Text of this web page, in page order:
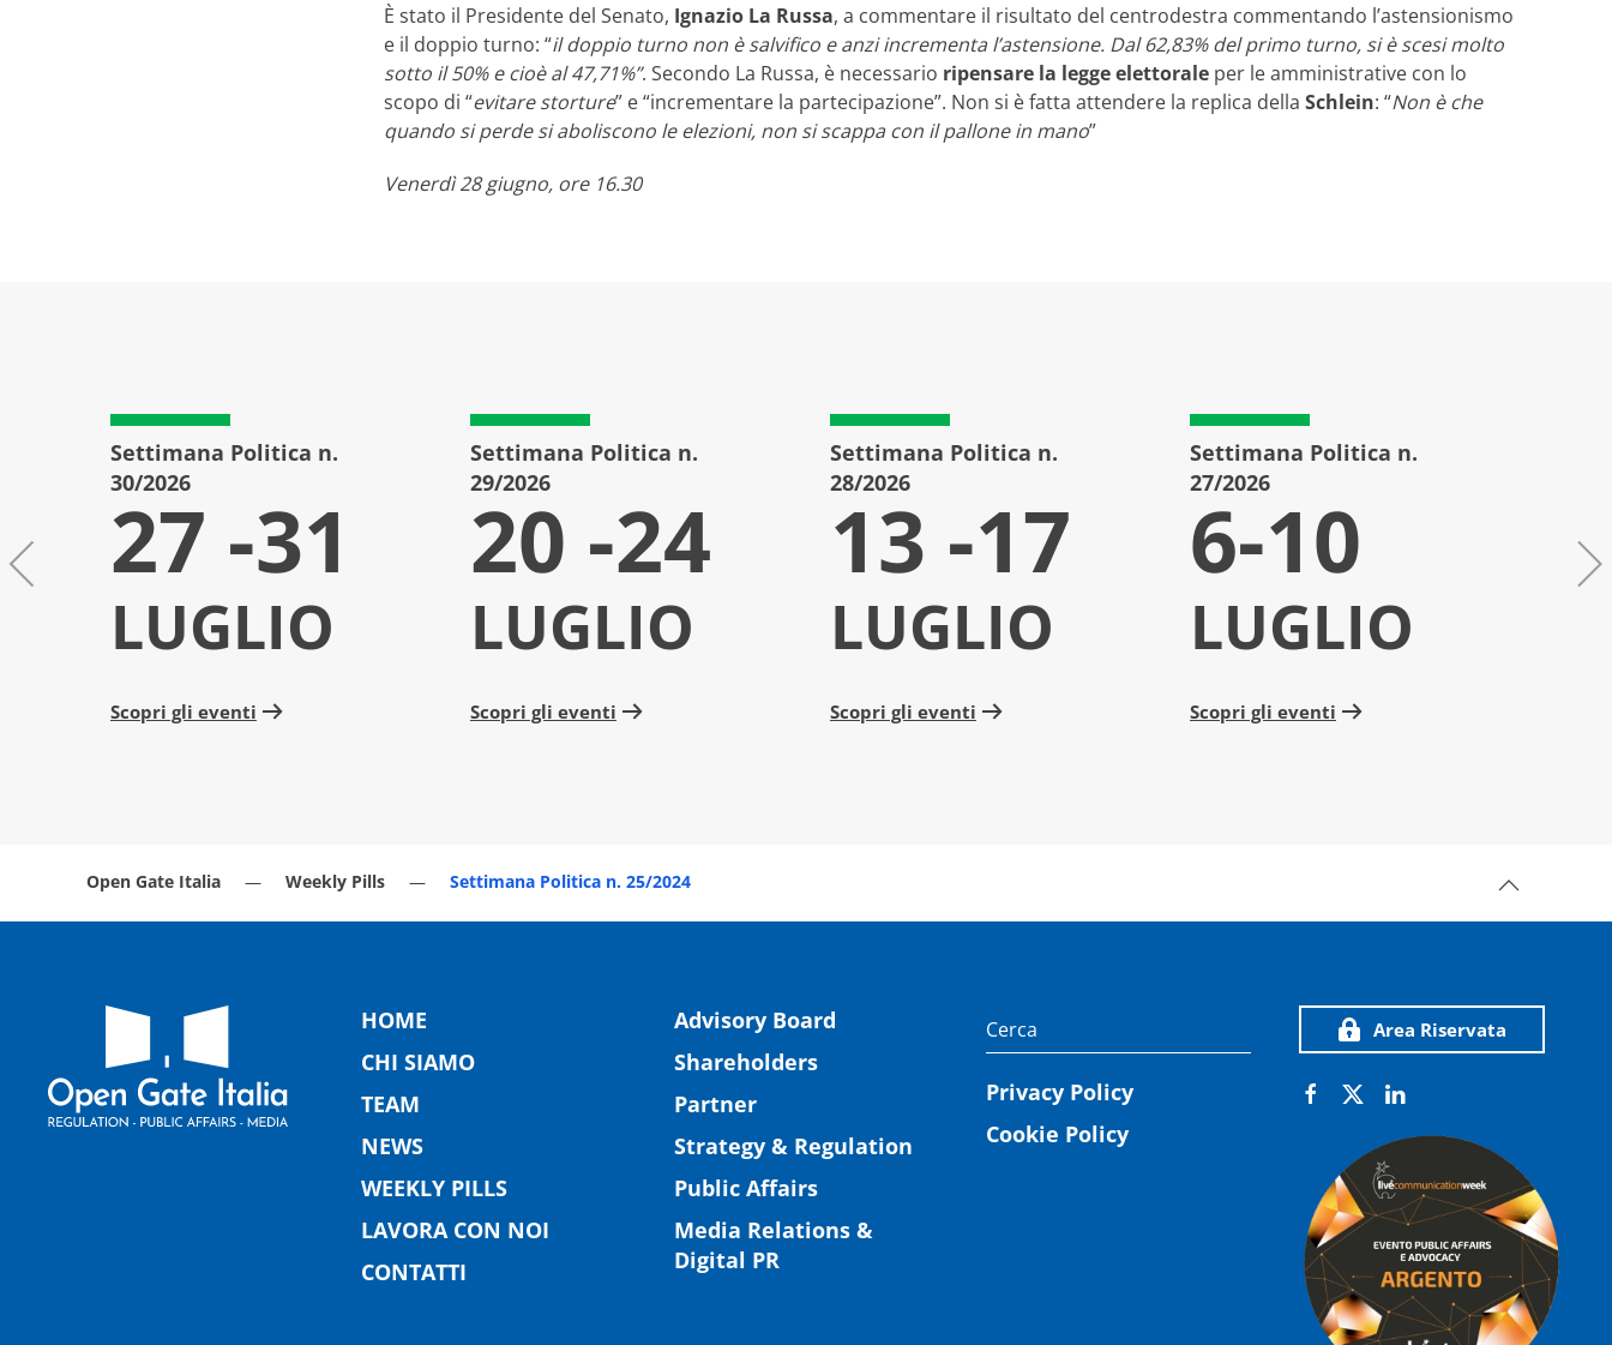
È stato il Presidente del Senato, Ignazio La Russa, a commentare il risultato del centrodestra commentando l’astensionismo
e il doppio turno: “il doppio turno non è salvifico e anzi incrementa l’astensione. Dal 62,83% del primo turno, si è scesi molto
sotto il 50% e cioè al 47,71%”. Secondo La Russa, è necessario ripensare la legge elettorale per le amministrative con lo
scopo di “evitare storture” e “incrementare la partecipazione”. Non si è fatta attendere la replica della Schlein: “Non è che
quando si perde si aboliscono le elezioni, non si scappa con il pallone in mano”
Venerdì 28 giugno, ore 16.30
Settimana Politica n.
30/2026
27 -31
LUGLIO
Scopri gli eventi
Settimana Politica n.
29/2026
20 -24
LUGLIO
Scopri gli eventi
Settimana Politica n.
28/2026
13 -17
LUGLIO
Scopri gli eventi
Settimana Politica n.
27/2026
6-10
LUGLIO
Scopri gli eventi
Open Gate Italia Weekly Pills Settimana Politica n. 25/2024
HOME
CHI SIAMO
TEAM
NEWS
WEEKLY PILLS
LAVORA CON NOI
CONTATTI
Advisory Board
Shareholders
Partner
Strategy & Regulation
Public Affairs
Media Relations &
Digital PR
Privacy Policy
Cookie Policy
Area Riservata